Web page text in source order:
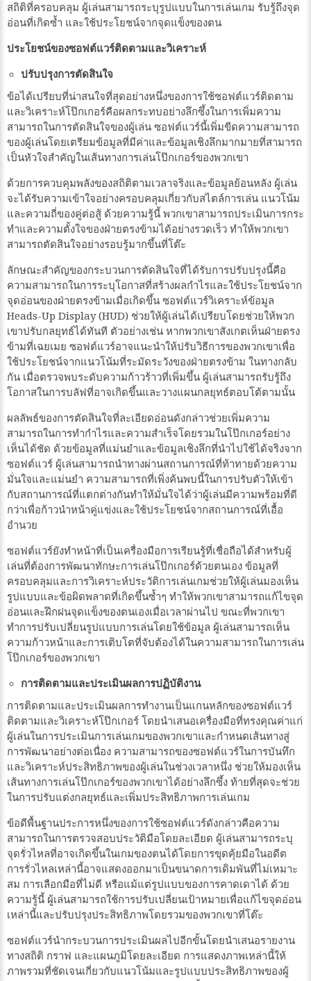
สถิติที่ครอบคลุม ผู้เล่นสามารถระบุรูปแบบในการเล่นเกม รับรู้ถึงจุด
อ่อนที่เกิดซ้ำ และใช้ประโยชน์จากจุดแข็งของตน
ประโยชน์ของซอฟต์แวร์ติดตามและวิเคราะห์
ปรับปรุงการตัดสินใจ
ข้อได้เปรียบที่น่าสนใจที่สุดอย่างหนึ่งของการใช้ซอฟต์แวร์ติดตาม
และวิเคราะห์โป๊กเกอร์คือผลกระทบอย่างลึกซึ้งในการเพิ่มความ
สามารถในการตัดสินใจของผู้เล่น ซอฟต์แวร์นี้เพิ่มขีดความสามารถ
ของผู้เล่นโดยเตรียมข้อมูลที่มีค่าและข้อมูลเชิงลึกมากมายที่สามารถ
เป็นหัวใจสำคัญในเส้นทางการเล่นโป๊กเกอร์ของพวกเขา
ด้วยการควบคุมพลังของสถิติตามเวลาจริงและข้อมูลย้อนหลัง ผู้เล่น
จะได้รับความเข้าใจอย่างครอบคลุมเกี่ยวกับสไตล์การเล่น แนวโน้ม
และความถี่ของคู่ต่อสู้ ด้วยความรู้นี้ พวกเขาสามารถประเมินการกระ
ทำและความตั้งใจของฝ่ายตรงข้ามได้อย่างรวดเร็ว ทำให้พวกเขา
สามารถตัดสินใจอย่างรอบรู้มากขึ้นที่โต๊ะ
ลักษณะสำคัญของกระบวนการตัดสินใจที่ได้รับการปรับปรุงนี้คือ
ความสามารถในการระบุโอกาสที่สร้างผลกำไรและใช้ประโยชน์จาก
จุดอ่อนของฝ่ายตรงข้ามเมื่อเกิดขึ้น ซอฟต์แวร์วิเคราะห์ข้อมูล
Heads-Up Display (HUD) ช่วยให้ผู้เล่นได้เปรียบโดยช่วยให้พวก
เขาปรับกลยุทธ์ได้ทันที ตัวอย่างเช่น หากพวกเขาสังเกตเห็นฝ่ายตรง
ข้ามที่เฉยเมย ซอฟต์แวร์อาจแนะนำให้ปรับวิธีการของพวกเขาเพื่อ
ใช้ประโยชน์จากแนวโน้มที่ระมัดระวังของฝ่ายตรงข้าม ในทางกลับ
กัน เมื่อตรวจพบระดับความก้าวร้าวที่เพิ่มขึ้น ผู้เล่นสามารถรับรู้ถึง
โอกาสในการบลัฟที่อาจเกิดขึ้นและวางแผนกลยุทธ์ตอบโต้ตามนั้น
ผลลัพธ์ของการตัดสินใจที่ละเอียดอ่อนดังกล่าวช่วยเพิ่มความ
สามารถในการทำกำไรและความสำเร็จโดยรวมในโป๊กเกอร์อย่าง
เห็นได้ชัด ด้วยข้อมูลที่แม่นยำและข้อมูลเชิงลึกที่นำไปใช้ได้จริงจาก
ซอฟต์แวร์ ผู้เล่นสามารถนำทางผ่านสถานการณ์ที่ท้าทายด้วยความ
มั่นใจและแม่นยำ ความสามารถที่เพิ่งค้นพบนี้ในการปรับตัวให้เข้า
กับสถานการณ์ที่แตกต่างกันทำให้มั่นใจได้ว่าผู้เล่นมีความพร้อมที่ดี
กว่าเพื่อก้าวนำหน้าคู่แข่งและใช้ประโยชน์จากสถานการณ์ที่เอื้อ
อำนวย
ซอฟต์แวร์ยังทำหน้าที่เป็นเครื่องมือการเรียนรู้ที่เชื่อถือได้สำหรับผู้
เล่นที่ต้องการพัฒนาทักษะการเล่นโป๊กเกอร์ด้วยตนเอง ข้อมูลที่
ครอบคลุมและการวิเคราะห์ประวัติการเล่นเกมช่วยให้ผู้เล่นมองเห็น
รูปแบบและข้อผิดพลาดที่เกิดขึ้นซ้ำๆ ทำให้พวกเขาสามารถแก้ไขจุด
อ่อนและฝึกฝนจุดแข็งของตนเองเมื่อเวลาผ่านไป ขณะที่พวกเขา
ทำการปรับเปลี่ยนรูปแบบการเล่นโดยใช้ข้อมูล ผู้เล่นสามารถเห็น
ความก้าวหน้าและการเติบโตที่จับต้องได้ในความสามารถในการเล่น
โป๊กเกอร์ของพวกเขา
การติดตามและประเมินผลการปฏิบัติงาน
การติดตามและประเมินผลการทำงานเป็นแกนหลักของซอฟต์แวร์
ติดตามและวิเคราะห์โป๊กเกอร์ โดยนำเสนอเครื่องมือที่ทรงคุณค่าแก่
ผู้เล่นในการประเมินการเล่นเกมของพวกเขาและกำหนดเส้นทางสู่
การพัฒนาอย่างต่อเนื่อง ความสามารถของซอฟต์แวร์ในการบันทึก
และวิเคราะห์ประสิทธิภาพของผู้เล่นในช่วงเวลาหนึ่ง ช่วยให้มองเห็น
เส้นทางการเล่นโป๊กเกอร์ของพวกเขาได้อย่างลึกซึ้ง ท้ายที่สุดจะช่วย
ในการปรับแต่งกลยุทธ์และเพิ่มประสิทธิภาพการเล่นเกม
ข้อดีพื้นฐานประการหนึ่งของการใช้ซอฟต์แวร์ดังกล่าวคือความ
สามารถในการตรวจสอบประวัติมือโดยละเอียด ผู้เล่นสามารถระบุ
จุดรั่วไหลที่อาจเกิดขึ้นในเกมของตนได้โดยการขุดคุ้ยมือในอดีต
การรั่วไหลเหล่านี้อาจแสดงออกมาเป็นขนาดการเดิมพันที่ไม่เหมาะ
สม การเลือกมือที่ไม่ดี หรือแม้แต่รูปแบบของการคาดเดาได้ ด้วย
ความรู้นี้ ผู้เล่นสามารถใช้การปรับเปลี่ยนเป้าหมายเพื่อแก้ไขจุดอ่อน
เหล่านี้และปรับปรุงประสิทธิภาพโดยรวมของพวกเขาที่โต๊ะ
ซอฟต์แวร์นำกระบวนการประเมินผลไปอีกขั้นโดยนำเสนอรายงาน
ทางสถิติ กราฟ และแผนภูมิโดยละเอียด การแสดงภาพเหล่านี้ให้
ภาพรวมที่ชัดเจนเกี่ยวกับแนวโน้มและรูปแบบประสิทธิภาพของผู้